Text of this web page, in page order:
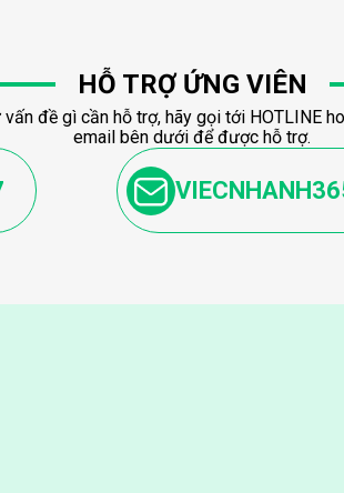
HỖ TRỢ ỨNG VIÊN
đề gì cần hỗ trợ, hãy gọi tới HOTLINE
email bên dưới để được hỗ trợ.